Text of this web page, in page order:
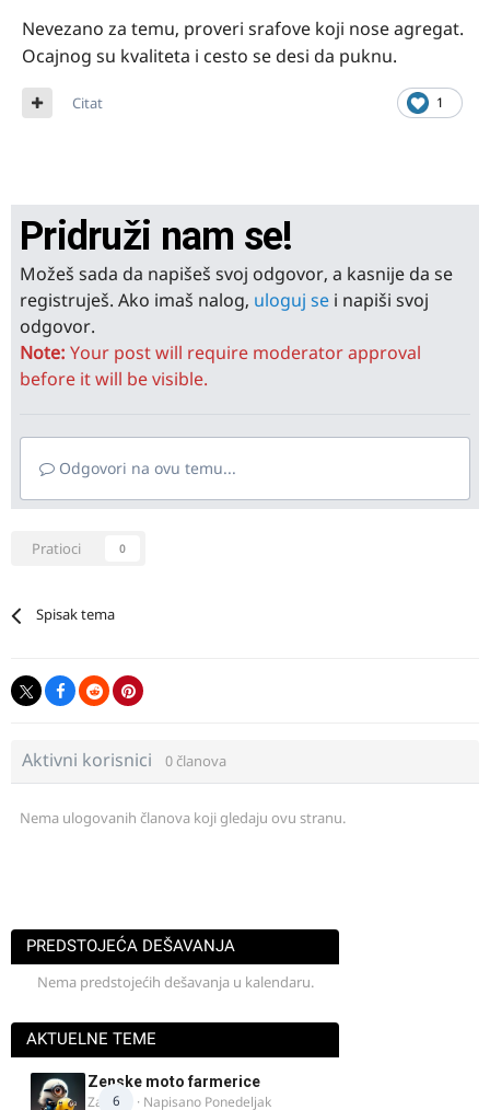
Nevezano za temu, proveri srafove koji nose agregat.
Ocajnog su kvaliteta i cesto se desi da puknu.
1
Citat
Pridruži nam se!
Možeš sada da napišeš svoj odgovor, a kasnije da se
registruješ. Ako imaš nalog, uloguj se i napiši svoj
odgovor.
Note: Your post will require moderator approval
before it will be visible.
Odgovori na ovu temu...
Pratioci 0
Spisak tema
Aktivni korisnici 0 članova
Nema ulogovanih članova koji gledaju ovu stranu.
PREDSTOJEĆA DEŠAVANJA
Nema predstojećih dešavanja u kalendaru.
AKTUELNE TEME
6
Zenske moto farmerice
Zarkela · Napisano Ponedeljak